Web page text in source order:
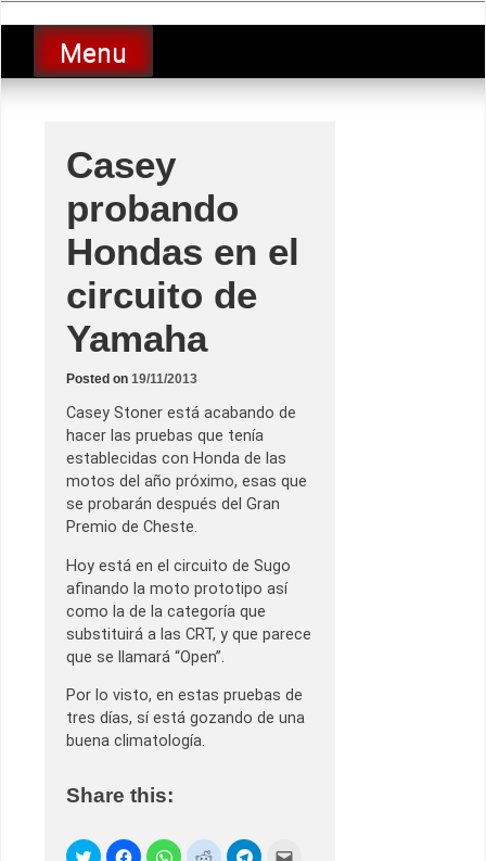
to
contentLucio Lopez GP
luciolopezgp
Menu
Casey
probando
Hondas en el
circuito de
Yamaha
Posted on 19/11/2013
Casey Stoner está acabando de
hacer las pruebas que tenía
establecidas con Honda de las
motos del año próximo, esas que
se probarán después del Gran
Premio de Cheste.
Hoy está en el circuito de Sugo
afinando la moto prototipo así
como la de la categoría que
substituirá a las CRT, y que parece
que se llamará “Open”.
Por lo visto, en estas pruebas de
tres días, sí está gozando de una
buena climatología.
Share this: